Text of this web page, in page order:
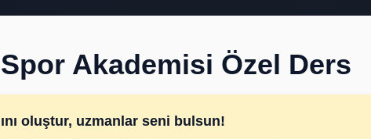
Spor Akademisi Özel Ders
oluştur, uzmanlar seni bulsun!